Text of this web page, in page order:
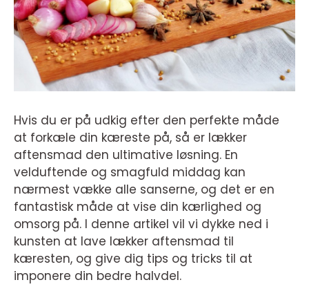
Hvis du er på udkig efter den perfekte måde
at forkæle din kæreste på, så er lækker
aftensmad den ultimative løsning. En
velduftende og smagfuld middag kan
nærmest vække alle sanserne, og det er en
fantastisk måde at vise din kærlighed og
omsorg på. I denne artikel vil vi dykke ned i
kunsten at lave lækker aftensmad til
kæresten, og give dig tips og tricks til at
imponere din bedre halvdel.